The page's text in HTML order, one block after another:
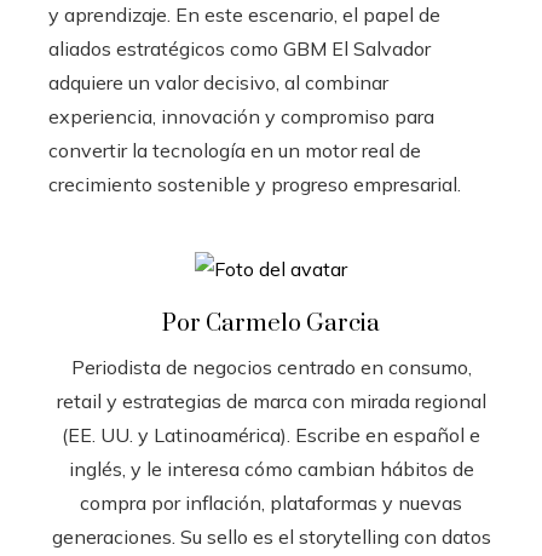
y aprendizaje. En este escenario, el papel de
aliados estratégicos como GBM El Salvador
adquiere un valor decisivo, al combinar
experiencia, innovación y compromiso para
convertir la tecnología en un motor real de
crecimiento sostenible y progreso empresarial.
Por Carmelo Garcia
Periodista de negocios centrado en consumo,
retail y estrategias de marca con mirada regional
(EE. UU. y Latinoamérica). Escribe en español e
inglés, y le interesa cómo cambian hábitos de
compra por inflación, plataformas y nuevas
generaciones. Su sello es el storytelling con datos